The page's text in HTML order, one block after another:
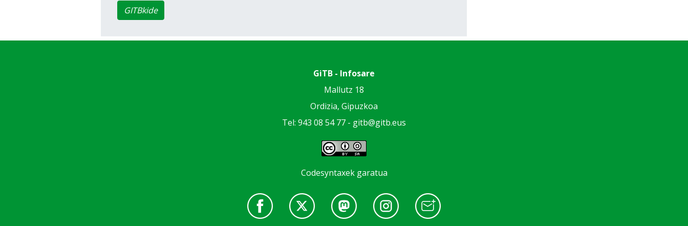
GITBkide
GiTB - Infosare
Mallutz 18
Ordizia, Gipuzkoa
Tel: 943 08 54 77 - gitb@gitb.eus
Codesyntaxek garatua